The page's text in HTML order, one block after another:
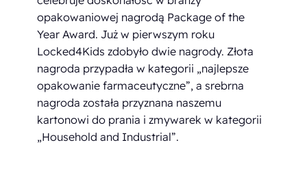
opakowaniowej nagrodą Package of the
Year Award. Już w pierwszym roku
Locked4Kids zdobyło dwie nagrody. Złota
nagroda przypadła w kategorii „najlepsze
opakowanie farmaceutyczne”, a srebrna
nagroda została przyznana naszemu
kartonowi do prania i zmywarek w kategorii
„Household and Industrial”.